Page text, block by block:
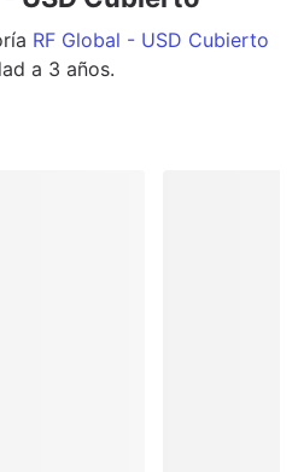
RF Global - USD Cubierto
a 3 años.